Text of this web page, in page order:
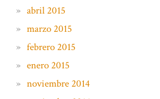
abril 2015
marzo 2015
febrero 2015
enero 2015
noviembre 2014